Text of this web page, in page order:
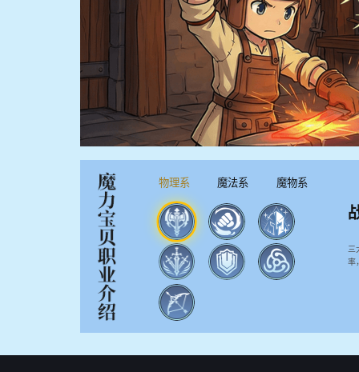
物理系 魔法系 魔物系
三
率